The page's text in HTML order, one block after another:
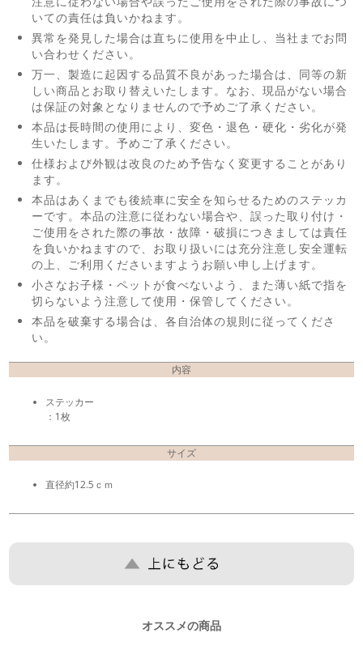
いての責任は負いかねます。
異常を発見した場合は直ちに使用を中止し、当社までお問
い合わせください。
万一、製造に起因する品質不良があった場合は、同等の新
しい商品とお取り替えいたします。なお、現品がない場合
は保証の対象となりませんので予めご了承ください。
本品は長時間の使用により、変色・退色・硬化・劣化が発
生いたします。予めご了承ください。
仕様および外観は改良のため予告なく変更することがあり
ます。
本品はあくまでも後続車に安全を知らせるためのステッカ
ーです。本品の注意に従わない場合や、誤った取り付け・
ご使用をされた際の事故・故障・破損につきましては責任
を負いかねますので、お取り扱いには充分注意し安全運転
の上、ご利用くださいますようお願い申し上げます。
小さなお子様・ペットが食べないよう、また薄い紙で指を
切らないよう注意して使用・保管してください。
本品を破棄する場合は、各自治体の規則に従ってくださ
い。
内容
ステッカー
：1枚
サイズ
直径約12.5ｃｍ
オススメの商品